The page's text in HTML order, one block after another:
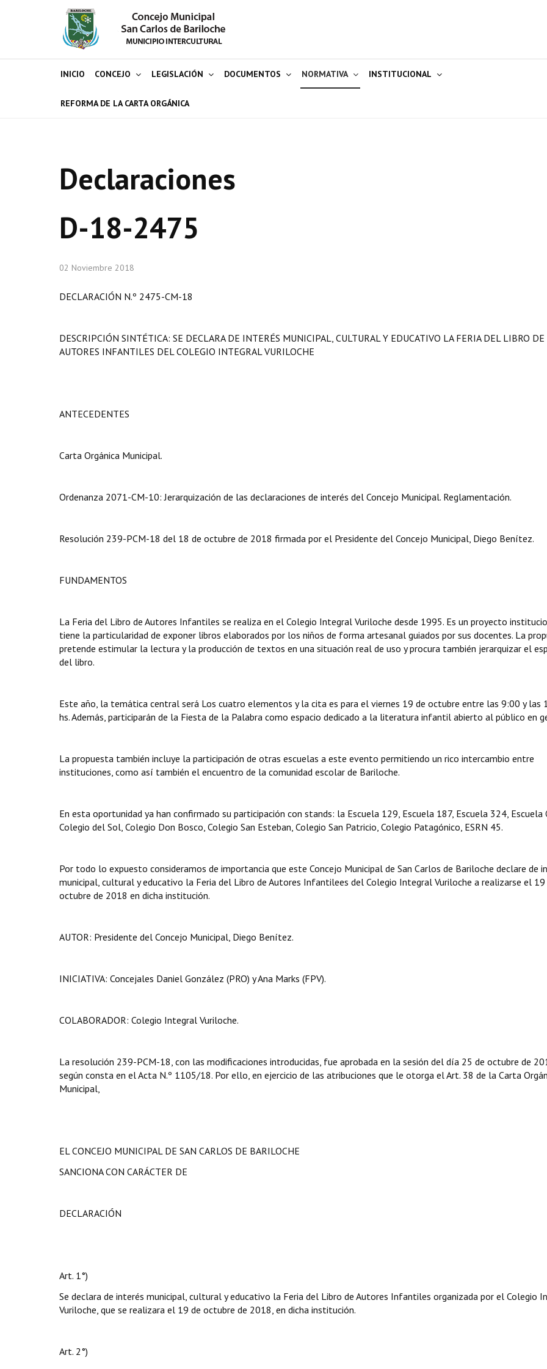
INICIO CONCEJO LEGISLACIÓN DOCUMENTOS NORMATIVA INSTITUCIONAL
REFORMA DE LA CARTA ORGÁNICA
Declaraciones
D-18-2475
02 Noviembre 2018
DECLARACIÓN N.º 2475-CM-18
DESCRIPCIÓN SINTÉTICA: SE DECLARA DE INTERÉS MUNICIPAL, CULTURAL Y EDUCATIVO LA FERIA DEL LIBRO DE
AUTORES INFANTILES DEL COLEGIO INTEGRAL VURILOCHE
ANTECEDENTES
Carta Orgánica Municipal.
Ordenanza 2071-CM-10: Jerarquización de las declaraciones de interés del Concejo Municipal. Reglamentación.
Resolución 239-PCM-18 del 18 de octubre de 2018 firmada por el Presidente del Concejo Municipal, Diego Benítez.
FUNDAMENTOS
La Feria del Libro de Autores Infantiles se realiza en el Colegio Integral Vuriloche desde 1995. Es un proyecto
tiene la particularidad de exponer libros elaborados por los niños de forma artesanal guiados por sus docentes. La
pretende estimular la lectura y la producción de textos en una situación real de uso y procura también jerarquizar el
del libro.
Este año, la temática central será Los cuatro elementos y la cita es para el viernes 19 de octubre entre las 9:00 y las
hs. Además, participarán de la Fiesta de la Palabra como espacio dedicado a la literatura infantil abierto al público en
La propuesta también incluye la participación de otras escuelas a este evento permitiendo un rico intercambio entre
instituciones, como así también el encuentro de la comunidad escolar de Bariloche.
En esta oportunidad ya han confirmado su participación con stands: la Escuela 129, Escuela 187, Escuela 324, Escuela
Colegio del Sol, Colegio Don Bosco, Colegio San Esteban, Colegio San Patricio, Colegio Patagónico, ESRN 45.
Por todo lo expuesto consideramos de importancia que este Concejo Municipal de San Carlos de Bariloche declare de
municipal, cultural y educativo la Feria del Libro de Autores Infantilees del Colegio Integral Vuriloche a realizarse el 19
octubre de 2018 en dicha institución.
AUTOR: Presidente del Concejo Municipal, Diego Benítez.
INICIATIVA: Concejales Daniel González (PRO) y Ana Marks (FPV).
COLABORADOR: Colegio Integral Vuriloche.
La resolución 239-PCM-18, con las modificaciones introducidas, fue aprobada en la sesión del día 25 de octubre de
según consta en el Acta N.º 1105/18. Por ello, en ejercicio de las atribuciones que le otorga el Art. 38 de la Carta
Municipal,
EL CONCEJO MUNICIPAL DE SAN CARLOS DE BARILOCHE
SANCIONA CON CARÁCTER DE
DECLARACIÓN
Art. 1°)
Se declara de interés municipal, cultural y educativo la Feria del Libro de Autores Infantiles organizada por el Colegio
Vuriloche, que se realizara el 19 de octubre de 2018, en dicha institución.
Art. 2°)